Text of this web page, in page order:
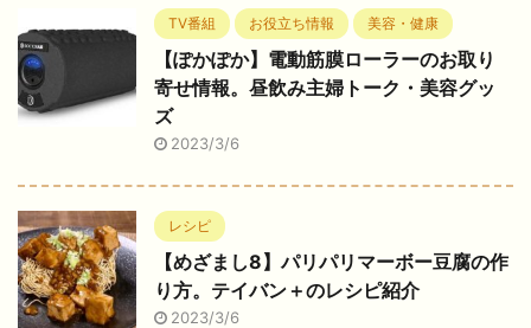
TV番組 お役立ち情報 美容・健康
【ぽかぽか】電動筋膜ローラーのお取り
寄せ情報。昼飲み主婦トーク・美容グッ
ズ
2023/3/6
レシピ
【めざまし8】パリパリマーボー豆腐の作
り方。テイバン＋のレシピ紹介
2023/3/6